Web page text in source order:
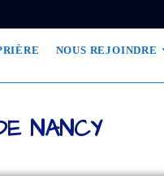
NOUS REJOINDRE
NANCY